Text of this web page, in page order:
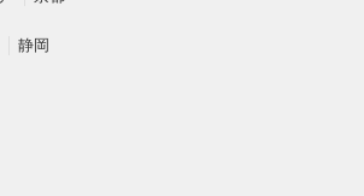
静岡